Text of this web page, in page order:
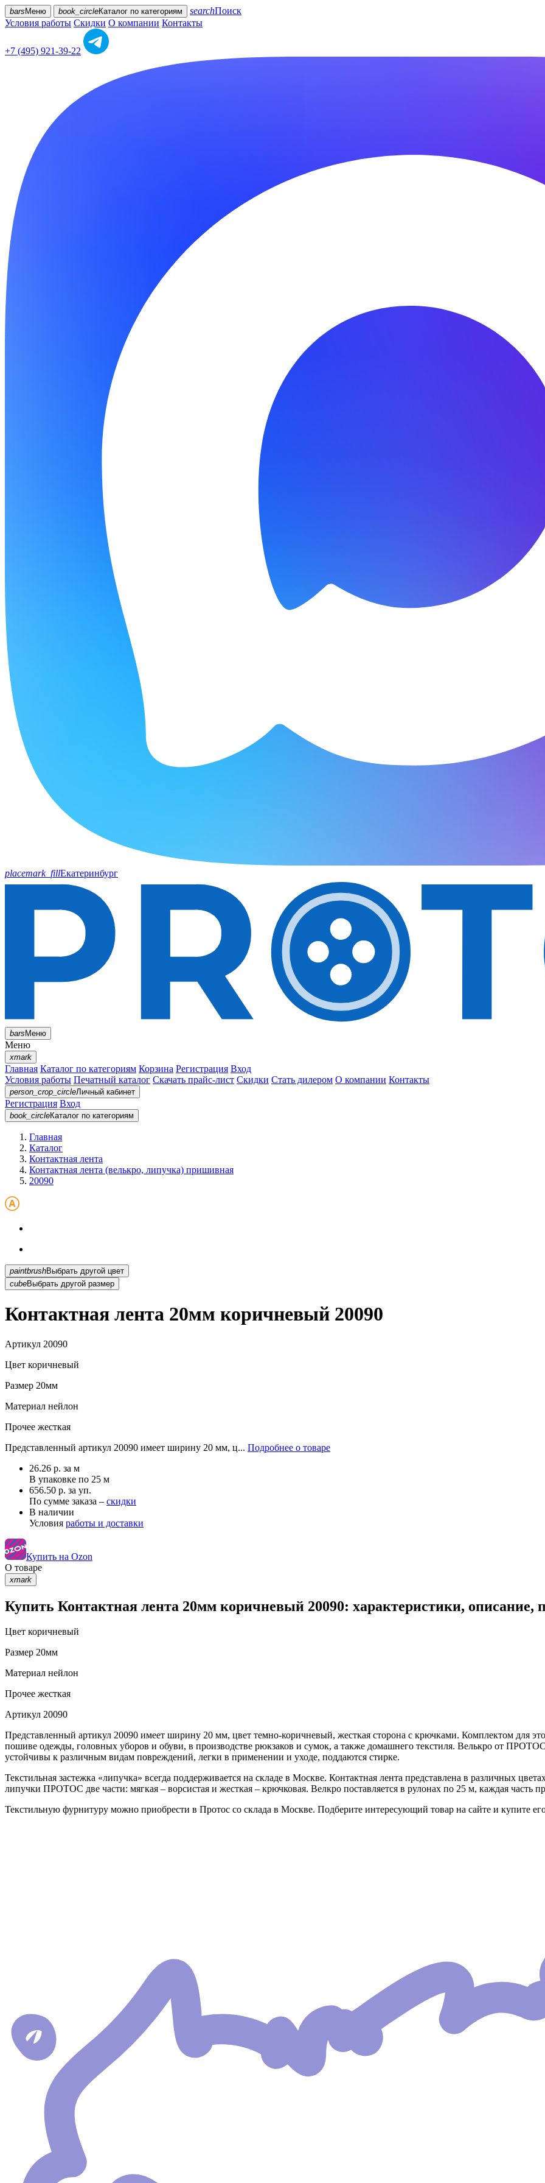
bars Меню book_circleКаталог по категориям searchПоиск
Условия работы Скидки О компании Контакты
+7 (495) 921-39-22
placemark_fillЕкатеринбург
barsМеню
Меню
xmark
Главная Каталог по категориям Корзина Регистрация Вход
Условия работы Печатный каталог Скачать прайс-лист Скидки Стать дилером О компании Контакты
person_crop_circleЛичный кабинет
Регистрация Вход
book_circleКаталог по категориям
Главная
Каталог
Контактная лента
Контактная лента (велькро, липучка) пришивная
20090
paintbrush
Выбрать другой цвет
cubeВыбрать другой размер
Контактная лента 20мм коричневый 20090
Артикул 20090
Цвет коричневый
Размер 20мм
Материал нейлон
Прочее жесткая
Представленный артикул 20090 имеет ширину 20 мм, ц... Подробнее о товаре
26.26 р. за м
В упаковке по 25 м
656.50 р. за уп.
По сумме заказа – скидки
В наличии
Условия работы и доставки
Купить на Ozon
О товаре
xmark
Купить Контактная лента 20мм коричневый 20090: характеристики, описание,
Цвет коричневый
Размер 20мм
Материал нейлон
Прочее жесткая
Артикул 20090
Представленный артикул 20090 имеет ширину 20 мм, цвет темно-коричневый, жесткая сторона с крючками. Комплектом для
пошиве одежды, головных уборов и обуви, в производстве рюкзаков и сумок, а также домашнего текстиля. Велькро от ПРОТОС
устойчивы к различным видам повреждений, легки в применении и уходе, поддаются стирке.
Текстильная застежка «липучка» всегда поддерживается на складе в Москве. Контактная лента представлена в различных
липучки ПРОТОС две части: мягкая – ворсистая и жесткая – крючковая. Велкро поставляется в рулонах по 25 м, каждая часть
Текстильную фурнитуру можно приобрести в Протос со склада в Москве. Подберите интересующий товар на сайте и купите